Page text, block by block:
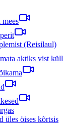
(Reisilaul)
aktiks vist küll
üles öises kõrtsis